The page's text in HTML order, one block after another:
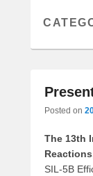
Posted on
The 13th
SIL-5B